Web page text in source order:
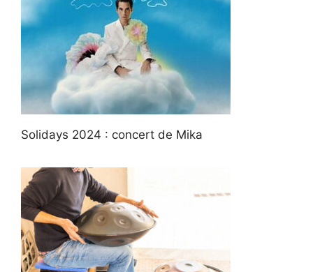
Solidays 2024 : concert de Mika